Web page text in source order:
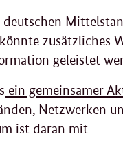
deutschen
zusätzliches
geleistet
ein gemeinsamer
Netzwerken
ist daran mit